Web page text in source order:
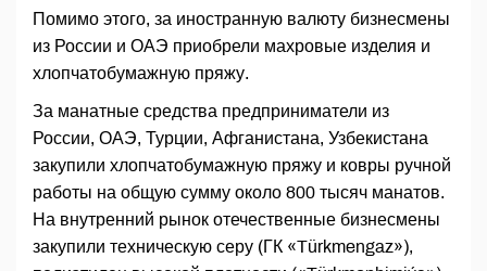
Помимо этого, за иностранную валюту бизнесмены
из России и ОАЭ приобрели махровые изделия и
хлопчатобумажную пряжу.
За манатные средства предприниматели из
России, ОАЭ, Турции, Афганистана, Узбекистана
закупили хлопчатобумажную пряжу и ковры ручной
работы на общую сумму около 800 тысяч манатов.
На внутренний рынок отечественные бизнесмены
закупили техническую серу (ГК «Türkmengaz»),